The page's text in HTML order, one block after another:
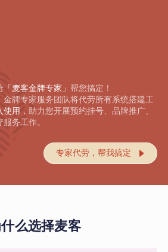
「麦客金牌专家」 帮您搞定！
牌专家服务团队将代劳所有系统搭建工
使用 ，助力您开展预约挂号、品牌推广、
务工作。
专家代劳，帮我搞定 
么选择麦客